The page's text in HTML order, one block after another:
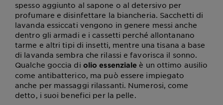
spesso aggiunto al sapone o al detersivo per
profumare e disinfettare la biancheria. Sacchetti di
lavanda essiccati vengono in genere messi anche
dentro gli armadi e i cassetti perché allontanano
tarme e altri tipi di insetti, mentre una tisana a base
di lavanda sembra che rilassi e favorisca il sonno.
Qualche goccia di olio essenziale è un ottimo ausilio
come antibatterico, ma può essere impiegato
anche per massaggi rilassanti. Numerosi, come
detto, i suoi benefici per la pelle.